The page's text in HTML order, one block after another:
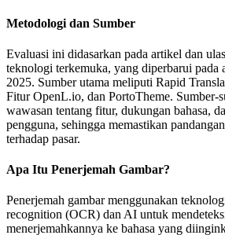
Metodologi dan Sumber
Evaluasi ini didasarkan pada artikel dan
teknologi terkemuka, yang diperbarui pada
2025. Sumber utama meliputi Rapid
Fitur OpenL.io, dan PortoTheme. Sumber-
wawasan tentang fitur, dukungan bahasa,
pengguna, sehingga memastikan
terhadap pasar.
Apa Itu Penerjemah Gambar?
Penerjemah gambar menggunakan
recognition (OCR) dan AI untuk
menerjemahkannya ke bahasa yang